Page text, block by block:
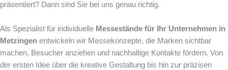
präsentiert? Dann sind Sie bei uns genau richtig.
Als Spezialist für individuelle Messestände für Ihr Unternehmen in
Metzingen entwickeln wir Messekonzepte, die Marken sichtbar
machen, Besucher anziehen und nachhaltige Kontakte fördern. Von
der ersten Idee über die kreative Gestaltung bis hin zur präzisen